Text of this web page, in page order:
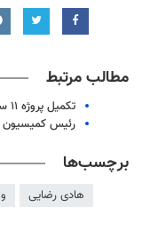
مطالب مرتبط
تکمیل پروژه ۱۱ ساله سالن و استخر جانبازان البرز در دستور کار قرار گرفت
رئیس کمیسیون
برچسب‌ها
هادی رضایی